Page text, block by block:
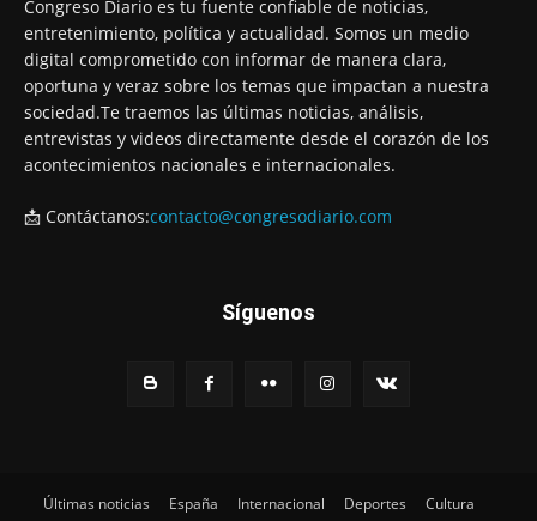
Congreso Diario es tu fuente confiable de noticias,
entretenimiento, política y actualidad. Somos un medio
digital comprometido con informar de manera clara,
oportuna y veraz sobre los temas que impactan a nuestra
sociedad.Te traemos las últimas noticias, análisis,
entrevistas y videos directamente desde el corazón de los
acontecimientos nacionales e internacionales.
📩 Contáctanos:contacto@congresodiario.com
Síguenos
Últimas noticias España Internacional Deportes
Cultura